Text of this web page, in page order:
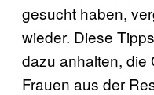
gesucht haben,
wieder. Diese
dazu anhalten, die
Frauen aus der